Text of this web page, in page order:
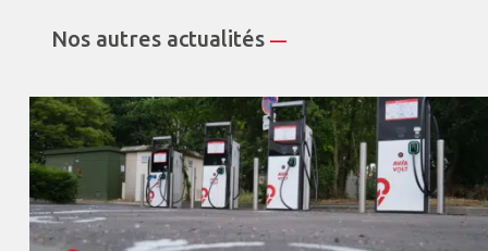
Nos autres actualités—